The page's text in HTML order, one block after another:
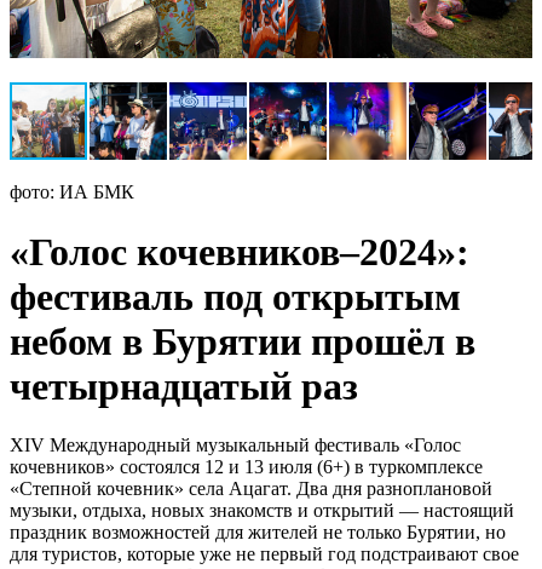
фото: ИА БМК
«Голос кочевников–2024»:
фестиваль под открытым
небом в Бурятии прошёл в
четырнадцатый раз
XIV Международный музыкальный фестиваль «Голос
кочевников» состоялся 12 и 13 июля (6+) в туркомплексе
«Степной кочевник» села Ацагат. Два дня разноплановой
музыки, отдыха, новых знакомств и открытий — настоящий
праздник возможностей для жителей не только Бурятии, но
для туристов, которые уже не первый год подстраивают свое